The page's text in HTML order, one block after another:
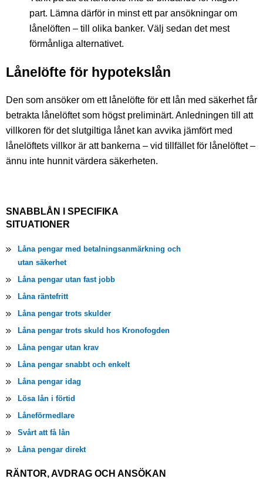
part. Lämna därför in minst ett par ansökningar om
lånelöften – till olika banker. Välj sedan det mest
förmånliga alternativet.
Lånelöfte för hypotekslån
Den som ansöker om ett lånelöfte för ett lån med säkerhet får
betrakta lånelöftet som högst preliminärt. Anledningen till att
villkoren för det slutgiltiga lånet kan avvika jämfört med
lånelöftets villkor är att bankerna – vid tillfället för lånelöftet –
ännu inte hunnit värdera säkerheten.
SNABBLÅN I SPECIFIKA
SITUATIONER
Låna pengar med betalningsanmärkning och
utan säkerhet
Låna pengar utan fast jobb
Låna räntefritt
Låna pengar trots skulder
Låna pengar trots skuld hos Kronofogden
Låna pengar utan krav
Låna pengar snabbt och enkelt
Låna pengar idag
Lösa lån i förtid
Låneförmedlare
Svårt att få lån
Låna pengar direkt
RÄNTOR, AVDRAG OCH ANSÖKAN